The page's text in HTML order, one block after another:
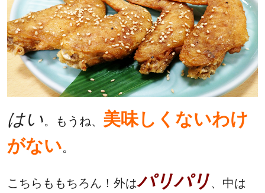
はい。もうね、 美味しくないわけ
がない。
こちらももちろん！外はパリパリ、中は